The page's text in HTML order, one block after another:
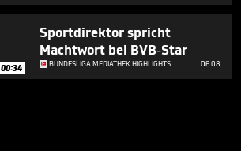
00:34
Sportdirektor spricht
Machtwort bei BVB-Star
BUNDESLIGA MEDIATHEK HIGHLIGHTS 06.08.